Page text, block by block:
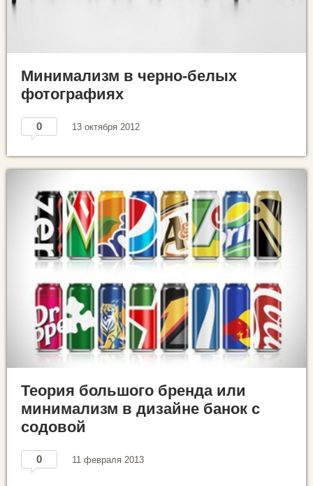
Минимализм в черно-белых
фотографиях
0 13 октября 2012
Теория большого бренда или
минимализм в дизайне банок c
содовой
0 11 февраля 2013